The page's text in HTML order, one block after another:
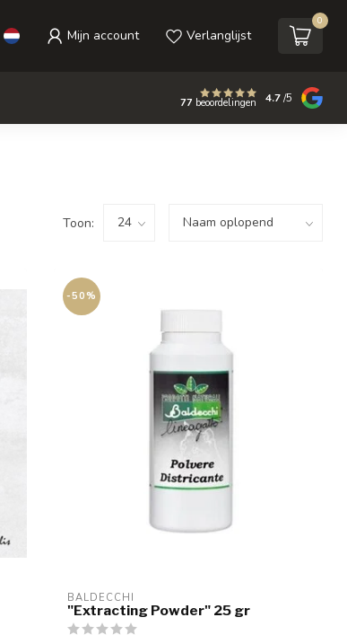
Mijn account Verlanglijst
0
77 beoordelingen 4.7/5
Toon:
-50%
BALDECCHI
"Extracting Powder" 25 gr